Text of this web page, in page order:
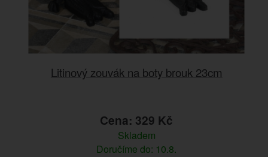
Litinový zouvák na boty brouk 23cm
Cena: 329 Kč
Skladem
Doručíme do: 10.8.